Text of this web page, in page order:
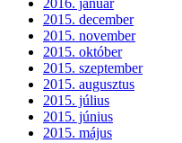
2016. január
2015. december
2015. november
2015. október
2015. szeptember
2015. augusztus
2015. július
2015. június
2015. május